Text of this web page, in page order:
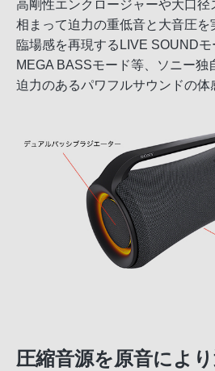
高剛性エンクロージャーや大口径
相まって迫力の重低音と大音圧を
臨場感を再現するLIVE SOUND
MEGA BASSモード等、ソニー独
迫力のあるパワフルサウンドの体
圧縮音源を原音によ